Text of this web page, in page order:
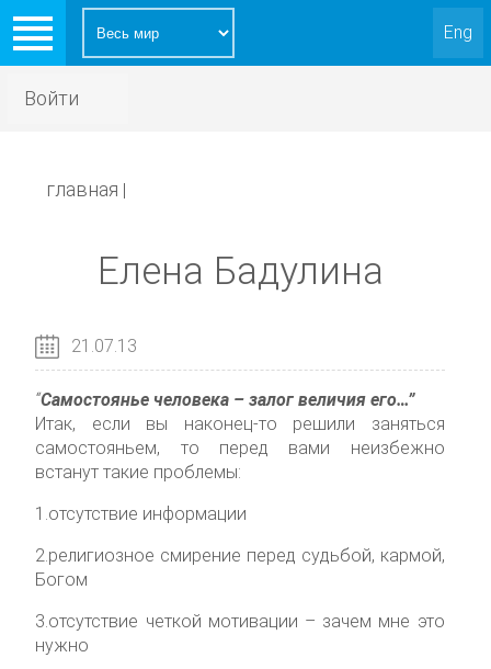
Eng
Войти
главная |
Елена Бадулина
21.07.13
“Самостоянье человека – залог величия его…”
Итак, если вы наконец-то решили заняться
самостояньем, то перед вами неизбежно
встанут такие проблемы:
1.отсутствие информации
2.религиозное смирение перед судьбой, кармой,
Богом
3.отсутствие четкой мотивации – зачем мне это
нужно